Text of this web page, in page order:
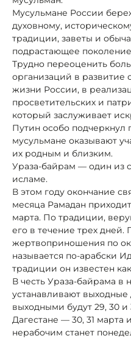
Мусульмане России
духовному,
традиции, заветы и
подрастающее
Трудно переоценить
организаций в развитие
жизни России, в
просветительских и
который заслуживает
Путин особо подчеркнул
мусульмане оказывают
их родным и близким.
Ураза-байрам — один из
исламе.
В этом году окончание
месяца Рамадан
марта. По традиции,
его в течение трех дней.
жертвоприношения по
называется по-арабски
традиции он известен
В честь Ураза-байрама в
устанавливают
выходными будут 29, 30 и
Дагестане — 30, 31 марта
нерабочим станет